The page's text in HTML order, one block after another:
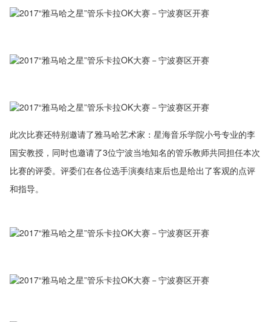
此次比赛还特别邀请了雅马哈艺术家：星海音乐学院小号专业的李
国安教授，同时也邀请了3位宁波当地知名的管乐教师共同担任本次
比赛的评委。评委们在各位选手演奏结束后也是给出了客观的点评
和指导。